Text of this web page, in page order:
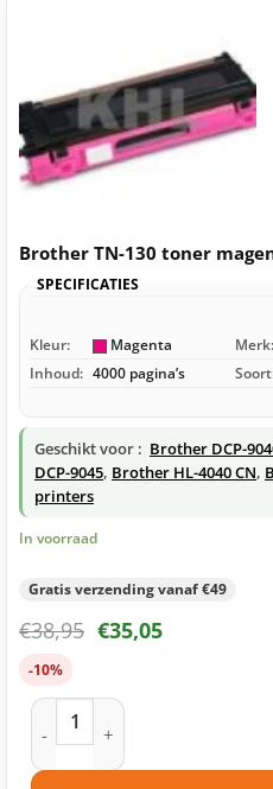
Brother TN-130 toner
SPECIFICATIES
Kleur: Magenta Merk:
Inhoud: 4000 pagina’s
Geschikt voor : Brother DCP-
DCP-9045, Brother HL-4040 CN,
printers
In voorraad
Gratis verzending vanaf €49
€38,95 €35,05
-10%
Brother TN-130 toner